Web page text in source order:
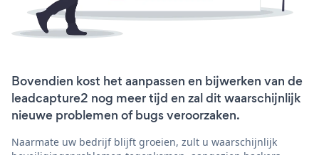
Bovendien kost het aanpassen en bijwerken van de
leadcapture2 nog meer tijd en zal dit waarschijnlijk
nieuwe problemen of bugs veroorzaken.
Naarmate uw bedrijf blijft groeien, zult u waarschijnlijk